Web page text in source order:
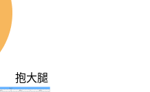
抱大腿